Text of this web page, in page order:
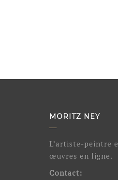
MORITZ NEY
L’artiste-peintre
œuvres en ligne.
Contact: